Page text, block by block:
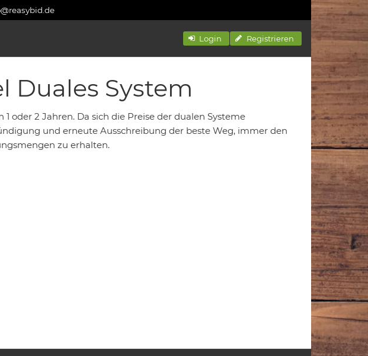
Login Registrieren
Duales System
oder 2 Jahren. Da sich die Preise der dualen Systeme
und erneute Ausschreibung der beste Weg, immer den
zu erhalten.